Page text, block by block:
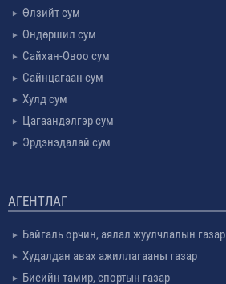
Өлзийт сум
Өндөршил сум
Сайхан-Овоо сум
Сайнцагаан сум
Хулд сум
Цагаандэлгэр сум
Эрдэнэдалай сум
АГЕНТЛАГ
Байгаль орчин, аялал жуулчлалын газар
Худалдан авах ажиллагааны газар
Биеийн тамир, спортын газар